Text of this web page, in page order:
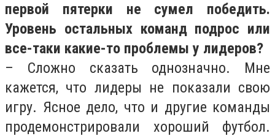
первой пятерки не сумел победить.
Уровень остальных команд подрос или
все-таки какие-то проблемы у лидеров?
– Сложно сказать однозначно. Мне
кажется, что лидеры не показали свою
игру. Ясное дело, что и другие команды
продемонстрировали хороший футбол.